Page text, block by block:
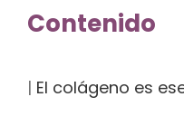
Contenido
| El colágeno es